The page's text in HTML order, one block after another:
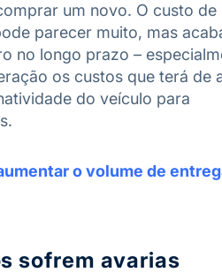
um novo. O custo de
parecer muito, mas
no longo prazo –
os custos que terá de
do veículo para
o volume de
sofrem avarias